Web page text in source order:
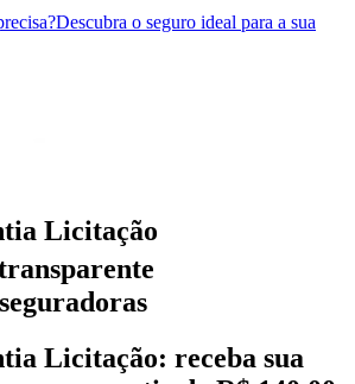
Descubra o seguro ideal para a sua
Licitação
Licitação: receba sua